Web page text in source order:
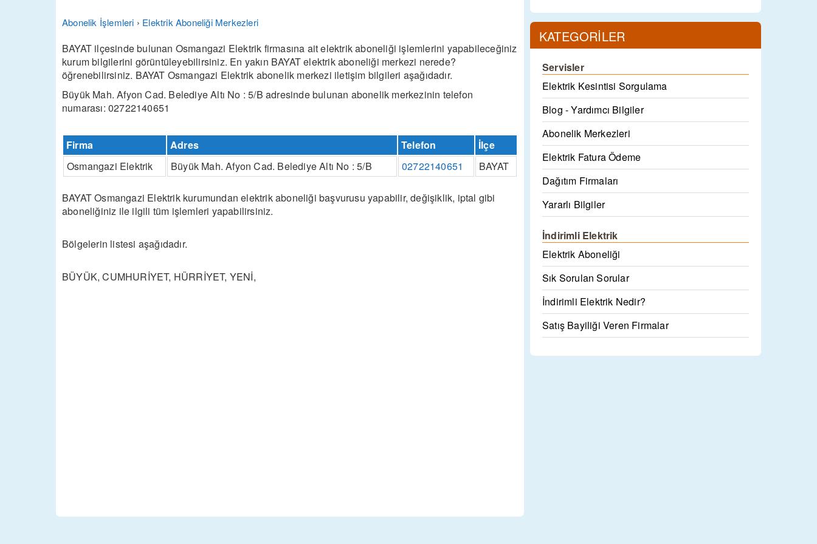
Abonelik İşlemleri › Elektrik Aboneliği Merkezleri
BAYAT ilçesinde bulunan Osmangazi Elektrik firmasına ait elektrik aboneliği işlemlerini yapabileceğiniz
kurum bilgilerini görüntüleyebilirsiniz. En yakın BAYAT elektrik aboneliği merkezi nerede?
öğrenebilirsiniz. BAYAT Osmangazi Elektrik abonelik merkezi iletişim bilgileri aşağıdadır.
Büyük Mah. Afyon Cad. Belediye Altı No : 5/B adresinde bulunan abonelik merkezinin telefon
numarası: 02722140651
Firma Adres Telefon
İlçe
Osmangazi Elektrik
Büyük Mah. Afyon Cad. Belediye Altı No : 5/B 02722140651 BAYAT
BAYAT Osmangazi Elektrik kurumundan elektrik aboneliği başvurusu yapabilir, değişiklik, iptal gibi
aboneliğiniz ile ilgili tüm işlemleri yapabilirsiniz.
Bölgelerin listesi aşağıdadır.
BÜYÜK, CUMHURİYET, HÜRRİYET, YENİ,
KATEGORİLER
Servisler
Elektrik Kesintisi Sorgulama
Blog - Yardımcı Bilgiler
Abonelik Merkezleri
Elektrik Fatura Ödeme
Dağıtım Firmaları
Yararlı Bilgiler
İndirimli Elektrik
Elektrik Aboneliği
Sık Sorulan Sorular
İndirimli Elektrik Nedir?
Satış Bayiliği Veren Firmalar